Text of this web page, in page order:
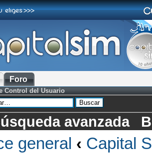
Foro
Control del Usuario
avanzada
general ‹ Capital